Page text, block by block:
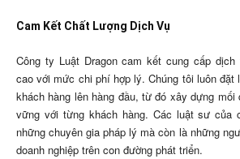
Cam Kết Chất Lượng Dịch Vụ
Công ty Luật Dragon cam kết cung cấp
cao với mức chi phí hợp lý. Chúng tôi luôn đặt
khách hàng lên hàng đầu, từ đó xây dựng
vững với từng khách hàng. Các luật sư của
những chuyên gia pháp lý mà còn là những
doanh nghiệp trên con đường phát triển.